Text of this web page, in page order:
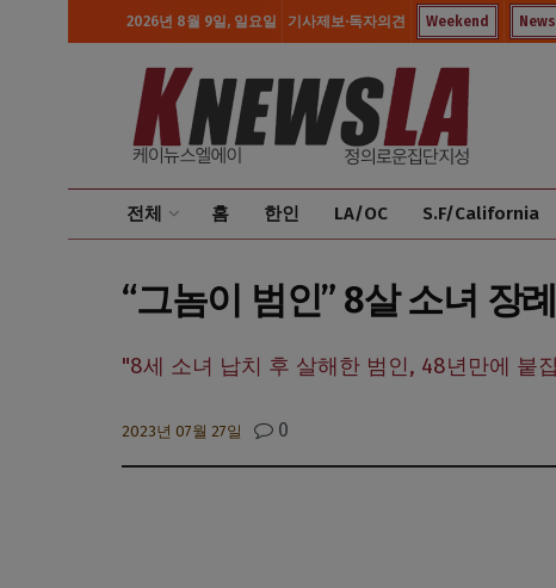
2026년 8월 9일, 일요일 기사제보·독자의견 Weekend
전체 홈 한인 LA/OC S.F/California
“그놈이 범인” 8살 소녀 장
"8세 소녀 납치 후 살해한 범인, 48년만에 붙
2023년 07월 27일 0